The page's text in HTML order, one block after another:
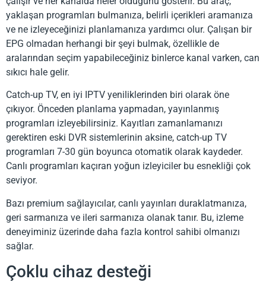
yaklaşan programları bulmanıza, belirli içerikleri aramanıza
ve ne izleyeceğinizi planlamanıza yardımcı olur. Çalışan bir
EPG olmadan herhangi bir şeyi bulmak, özellikle de
aralarından seçim yapabileceğiniz binlerce kanal varken, can
sıkıcı hale gelir.
Catch-up TV, en iyi IPTV yeniliklerinden biri olarak öne
çıkıyor. Önceden planlama yapmadan, yayınlanmış
programları izleyebilirsiniz. Kayıtları zamanlamanızı
gerektiren eski DVR sistemlerinin aksine, catch-up TV
programları 7-30 gün boyunca otomatik olarak kaydeder.
Canlı programları kaçıran yoğun izleyiciler bu esnekliği çok
seviyor.
Bazı premium sağlayıcılar, canlı yayınları duraklatmanıza,
geri sarmanıza ve ileri sarmanıza olanak tanır. Bu, izleme
deneyiminiz üzerinde daha fazla kontrol sahibi olmanızı
sağlar.
Çoklu cihaz desteği